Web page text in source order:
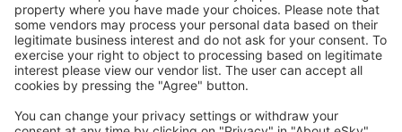
Cele mai căutate hoteluri de către utilizatorii eSky
Hoteluri în Norvegia - Orașe populare
Hoteluri în Tromso Hoteluri în Oslo